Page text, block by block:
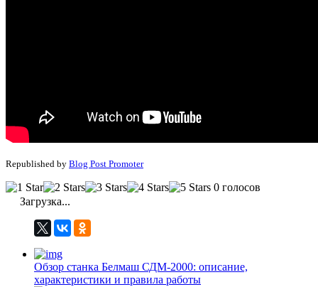
Republished by Blog Post Promoter
0 голосов
Загрузка...
Обзор станка Белмаш СДМ-2000: описание,
характеристики и правила работы